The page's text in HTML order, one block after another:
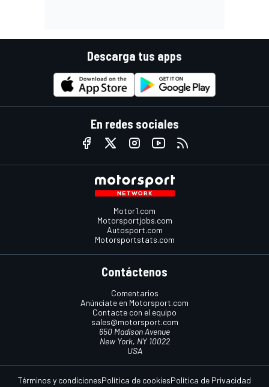
Descarga tus apps
En redes sociales
Motor1.com
Motorsportjobs.com
Autosport.com
Motorsportstats.com
Contáctenos
Comentarios
Anúnciate en Motorsport.com
Contacte con el equipo
sales@motorsport.com
650 Madison Avenue
New York, NY 10022
USA
Términos y condicionesPolítica de cookiesPolítica de Privacidad